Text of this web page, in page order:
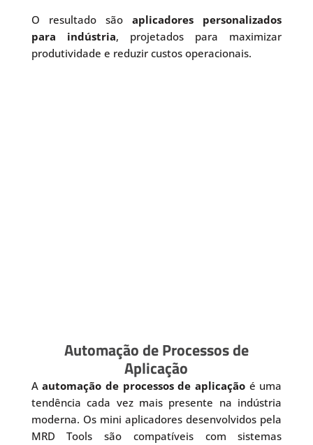
O resultado sãoaplicadores personalizados
para indústria, projetados para maximizar
produtividade e reduzir custos operacionais.
Automação de Processos de
Aplicação
Aautomação de processos de aplicaçãoé uma
tendência cada vez mais presente na indústria
moderna. Os mini aplicadores desenvolvidos pela
MRD Tools são compatíveis com sistemas